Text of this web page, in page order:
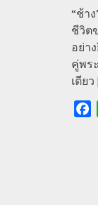
“ช้า
ชีวิต
อย่า
คู่พร
เดียว